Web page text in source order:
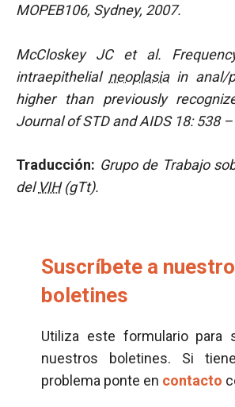
MOPEB106, Sydney, 2007.
McCloskey JC et al.
intraepithelial neoplasiain anal/
higher than previously
Journal of STD and AIDS 18: 538
Traducción: Grupo de Trabajo
delVIH(gTt).
Suscríbete a
boletines
Utiliza este formulario para
nuestros boletines. Si
problema ponte en contacto